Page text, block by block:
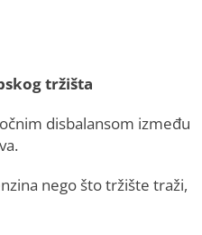
tržišta
disbalansom između
nego što tržište traži,